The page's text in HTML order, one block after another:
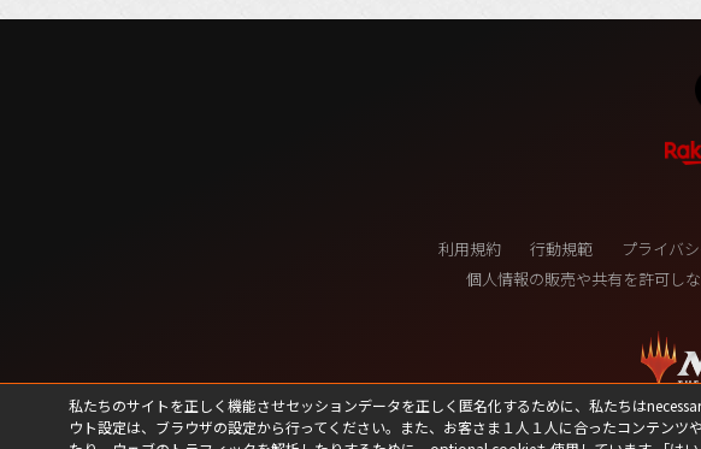
私たちのサイトを正しく機能させセッションデータを正しく匿名化するために、私たちは
ウト設定は、ブラウザの設定から行ってください。また、お客さま１人１人に合ったコンテン
利用規約 行動規範 プライバ
個人情報の販売や共有を許可し
(C)